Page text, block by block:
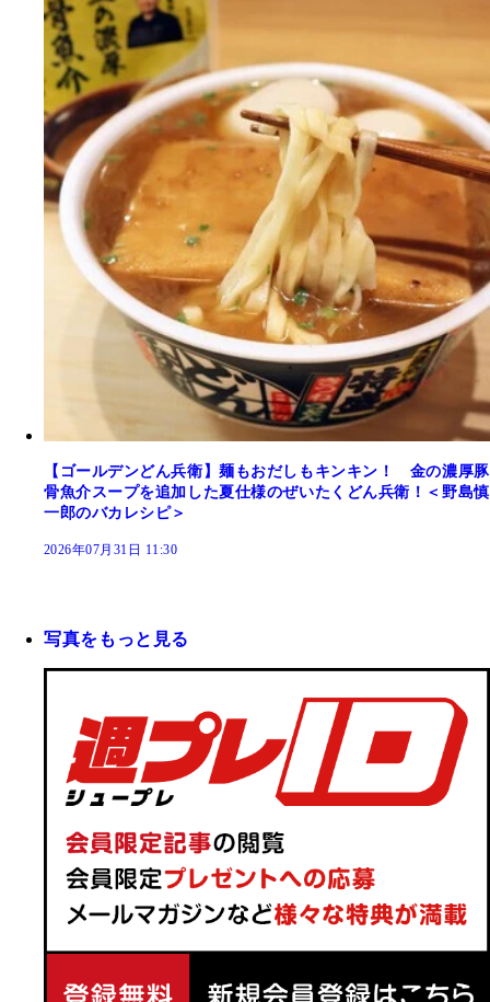
【ゴールデンどん兵衛】麺もおだしもキンキン！ 金の濃厚豚
骨魚介スープを追加した夏仕様のぜいたくどん兵衛！＜野島慎
一郎のバカレシピ＞
2026年07月31日 11:30
写真をもっと見る